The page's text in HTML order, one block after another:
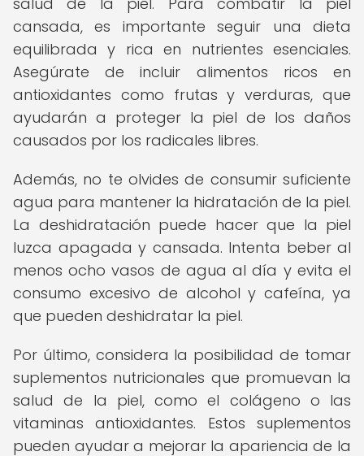
cansada, es importante seguir una dieta
equilibrada y rica en nutrientes esenciales.
Asegúrate de incluir alimentos ricos en
antioxidantes como frutas y verduras, que
ayudarán a proteger la piel de los daños
causados por los radicales libres.
Además, no te olvides de consumir suficiente
agua para mantener la hidratación de la piel.
La deshidratación puede hacer que la piel
luzca apagada y cansada. Intenta beber al
menos ocho vasos de agua al día y evita el
consumo excesivo de alcohol y cafeína, ya
que pueden deshidratar la piel.
Por último, considera la posibilidad de tomar
suplementos nutricionales que promuevan la
salud de la piel, como el colágeno o las
vitaminas antioxidantes. Estos suplementos
pueden ayudar a mejorar la apariencia de la